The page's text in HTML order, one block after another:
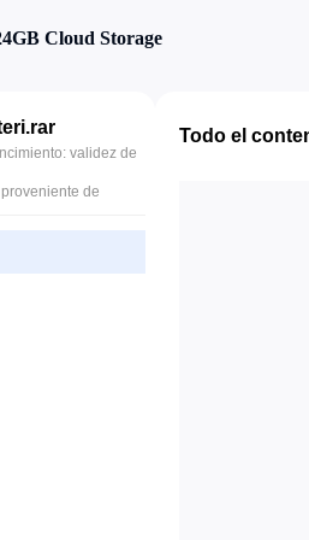
Cloud Storage
validez de
de
Todo el